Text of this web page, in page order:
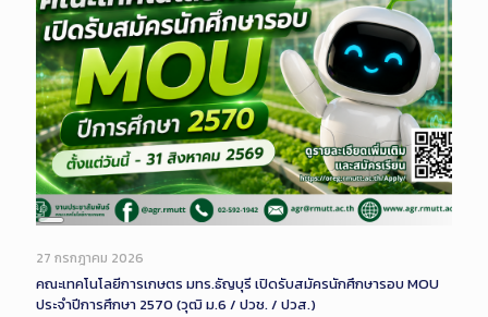
Long
Description
27 กรกฎาคม 2026
คณะเทคโนโลยีการเกษตร มทร.ธัญบุรี เปิดรับสมัครนักศึกษารอบ MOU
ประจำปีการศึกษา 2570 (วุฒิ ม.6 / ปวช. / ปวส.)